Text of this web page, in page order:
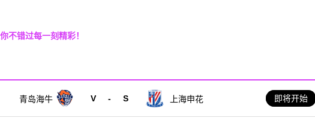
不错过每一刻精彩！
青岛海牛 V - S 上海申花 即将开始